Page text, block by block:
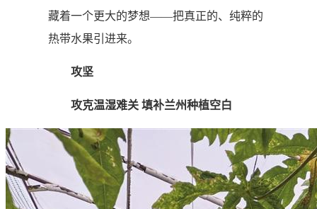
藏着一个更大的梦想——把真正的、纯粹的
热带水果引进来。
攻坚
攻克温湿难关 填补兰州种植空白